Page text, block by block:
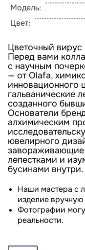
Модель:
Цвет:
Цветочный вирус
Перед вами
с научным
— от Olafa,
инновационного
гальванические
созданного
Основатели
алхимическим
ювелирного
завораживающие
лепестками и
бусинами внутри.
Наши мастера с
изделие вручную
Фотографии
реальности.